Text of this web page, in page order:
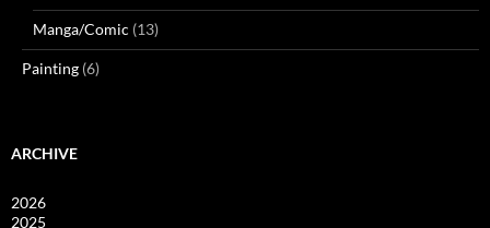
Manga/Comic (13)
Painting (6)
ARCHIVE
2026
2025